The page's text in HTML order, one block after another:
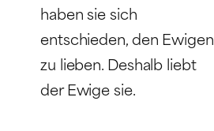
haben sie sich
entschieden, den Ewigen
zu lieben. Deshalb liebt
der Ewige sie.